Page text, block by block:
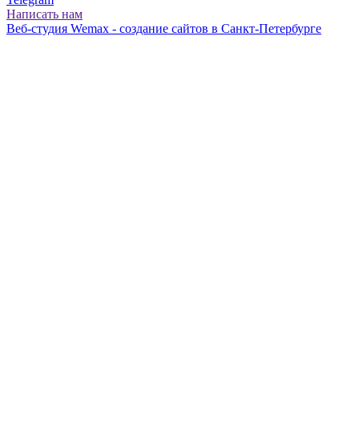
Написать нам
Веб-студия Wemax - создание сайтов в Санкт-Петербурге